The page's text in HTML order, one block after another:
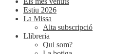
Estiu 2026
La Missa
Alta subscripció
Llibreria
Qui som?